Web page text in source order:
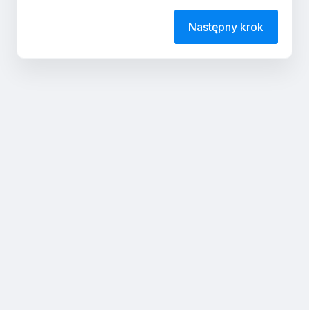
Następny krok